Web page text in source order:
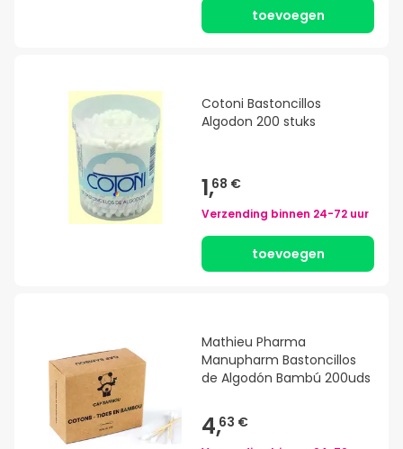
toevoegen
Cotoni Bastoncillos
Algodon 200 stuks
1,68 €
Verzending binnen 24-72 uur
toevoegen
Mathieu Pharma
Manupharm Bastoncillos
de Algodón Bambú 200uds
4,63 €